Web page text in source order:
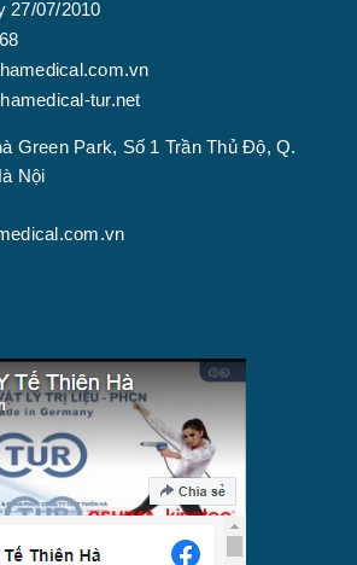
27/07/2010
tur.net
Green Park, Số 1 Trần Thủ Độ, Q.
Nội